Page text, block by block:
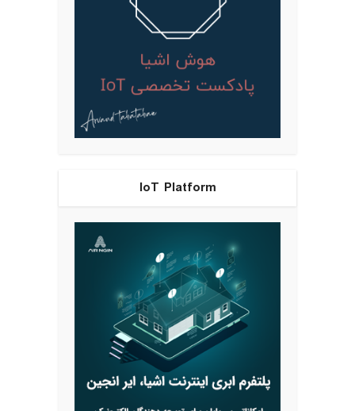
IoT Platform